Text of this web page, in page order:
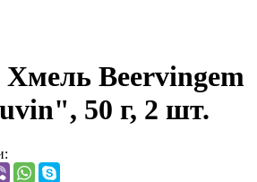
Beervingem
50 г, 2 шт.